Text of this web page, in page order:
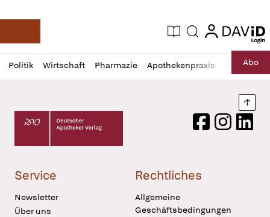
Deutsche Apotheker Zeitung
Aktuelle Ausgabe
Suche login
login
Politik Wirtschaft Pharmazie Apothekenpraxis RechtAbo
Profil
öffnen
Daz
Pur
Deutscher Apotheker Verlag Logo
FacebookInstagram
Service
Newsletter
Über uns
Rechtliches
Allgemeine
Geschäftsbedingungen